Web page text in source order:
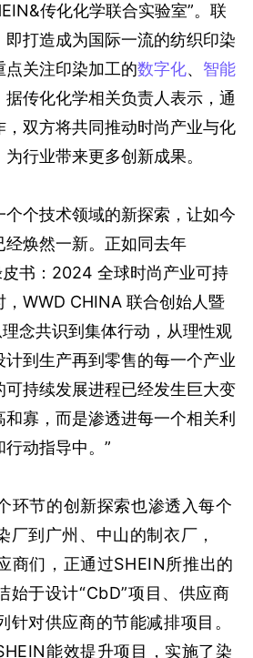
传化化学联合实验室”。联
打造成为国际一流的纺织印染
点关注印染加工的数字化、 智能
据传化化学相关负责人表示，通
，双方将共同推动时尚产业与化
行业带来更多创新成果。
个技术领域的新探索，让如今
经焕然一新。正如同去年
皮书：2024 全球时尚产业可持
，WWD CHINA 联合创始人暨
念共识到集体行动，从理性观
到生产再到零售的每一个产业
持续发展进程已经发生巨大变
寡，而是渗透进每一个相关利
行动指导中。”
环节的创新探索也渗透入每个
厂到广州、中山的制衣厂，
商们，正通过SHEIN所推出的
始于设计“CbD”项目、供应商
针对供应商的节能减排项目 。
能效提升项目，实施了染